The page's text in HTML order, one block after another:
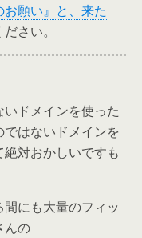
願い』と、来た
さい。
いドメインを使った
はないドメインを
対おかしいですも
にも大量のフィッ
んの